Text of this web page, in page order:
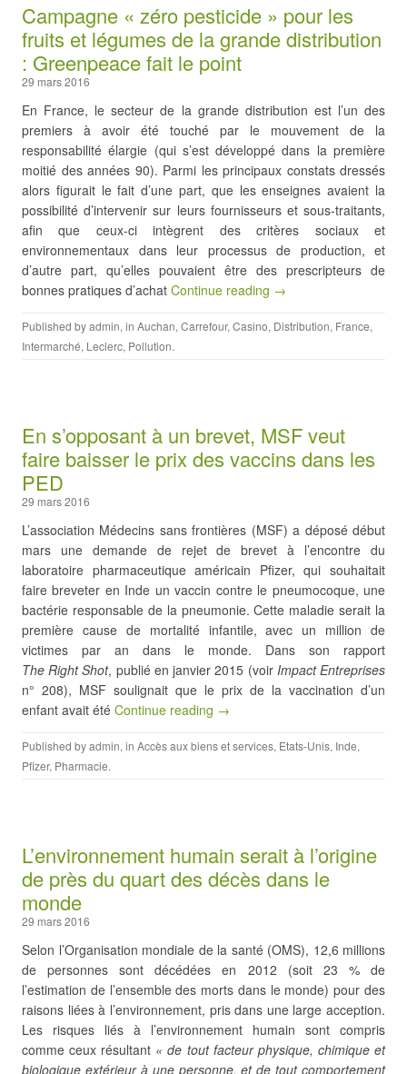
Campagne « zéro pesticide » pour les
fruits et légumes de la grande distribution
: Greenpeace fait le point
29 mars 2016
En France, le secteur de la grande distribution est l’un des
premiers à avoir été touché par le mouvement de la
responsabilité élargie (qui s’est développé dans la première
moitié des années 90). Parmi les principaux constats dressés
alors figurait le fait d’une part, que les enseignes avaient la
possibilité d’intervenir sur leurs fournisseurs et sous-traitants,
afin que ceux-ci intègrent des critères sociaux et
environnementaux dans leur processus de production, et
d’autre part, qu’elles pouvaient être des prescripteurs de
bonnes pratiques d’achat Continue reading →
Published byadmin, in Auchan, Carrefour, Casino, Distribution, France,
Intermarché, Leclerc, Pollution.
En s’opposant à un brevet, MSF veut
faire baisser le prix des vaccins dans les
PED
29 mars 2016
L’association Médecins sans frontières (MSF) a déposé début
mars une demande de rejet de brevet à l’encontre du
laboratoire pharmaceutique américain Pfizer, qui souhaitait
faire breveter en Inde un vaccin contre le pneumocoque, une
bactérie responsable de la pneumonie. Cette maladie serait la
première cause de mortalité infantile, avec un million de
victimes par an dans le monde. Dans son rapport
The Right Shot, publié en janvier 2015 (voir Impact Entreprises
n° 208), MSF soulignait que le prix de la vaccination d’un
enfant avait été Continue reading →
Published byadmin, in Accès aux biens et services, Etats-Unis, Inde,
Pfizer, Pharmacie.
L’environnement humain serait à l’origine
de près du quart des décès dans le
monde
29 mars 2016
Selon l’Organisation mondiale de la santé (OMS), 12,6 millions
de personnes sont décédées en 2012 (soit 23 % de
l’estimation de l’ensemble des morts dans le monde) pour des
raisons liées à l’environnement, pris dans une large acception.
Les risques liés à l’environnement humain sont compris
comme ceux résultant « de tout facteur physique, chimique et
biologique extérieur à une personne, et de tout comportement